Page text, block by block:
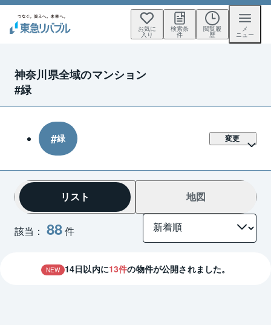
お気に
入り
検索条
件
閲覧履
歴
メ
ニュー
神奈川県全域のマンション
#緑
緑 変更
該当： 88件
リスト 地図
NEW 14日以内に13件の物件が公開されました。